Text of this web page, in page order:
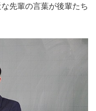
先輩の言葉が後輩たち